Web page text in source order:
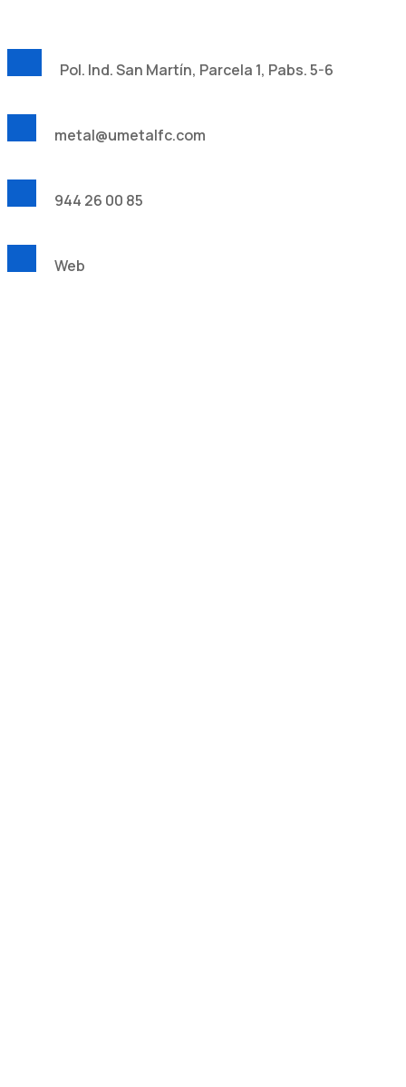
Pol. Ind. San Martín, Parcela 1, Pabs. 5-6
metal@umetalfc.com
944 26 00 85
Web